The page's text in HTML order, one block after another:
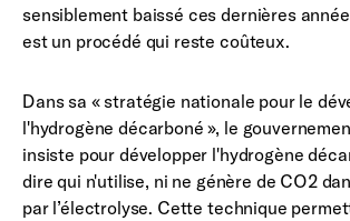
sensiblement baissé ces dernières
est un procédé qui reste coûteux.
Dans sa « stratégie nationale pour le
l'hydrogène décarboné », le
insiste pour développer l'hydrogène
dire qui n'utilise, ni ne génère de CO2
par l’électrolyse. Cette technique